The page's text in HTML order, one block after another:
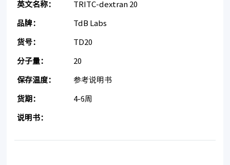
英文名称： TRITC-dextran 20
品牌： TdB Labs
货号： TD20
分子量： 20
保存温度： 参考说明书
货期： 4-6周
说明书：